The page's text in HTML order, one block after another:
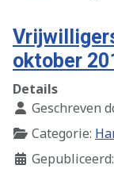
oktober
Details
Geschreven
Categorie: